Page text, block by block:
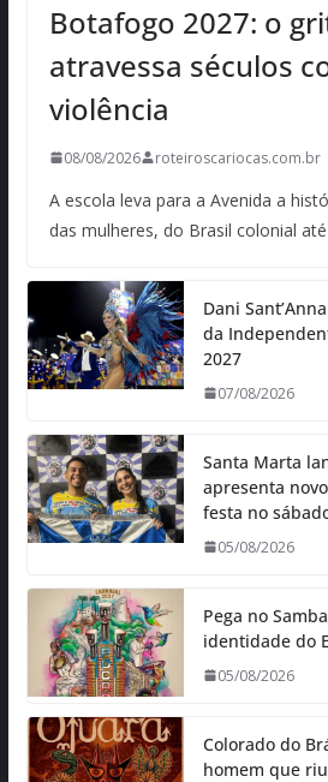
Botafogo 2027: o
atravessa séculos
violência
08/08/2026 roteiroscariocas.com.br
A escola leva para a Avenida a
das mulheres, do Brasil colonial
Dani
da
2027
07/08/2026
Santa Marta
apresenta
festa no
05/08/2026
Pega no
identidade do
05/08/2026
Colorado do
homem que